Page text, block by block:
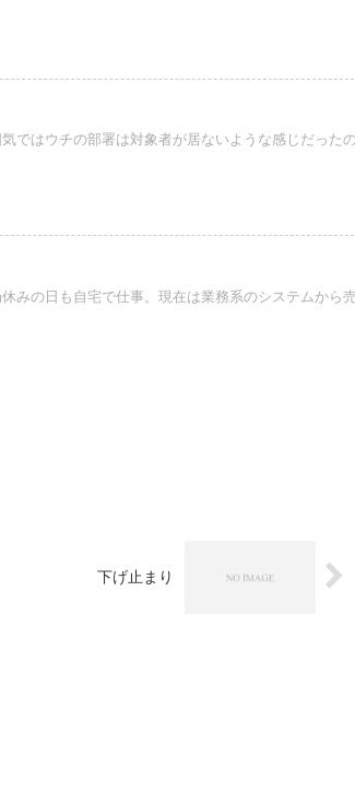
ではウチの部署は対象者が居ないような感じだった
みの日も自宅で仕事。現在は業務系のシステムから売
下げ止まり